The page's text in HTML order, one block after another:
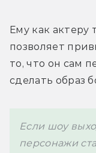
Ему как актеру
позволяет
то, что он сам
сделать образ
Если шоу
персонажи